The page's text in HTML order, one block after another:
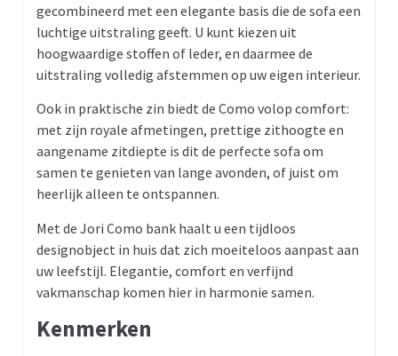
gecombineerd met een elegante basis die de sofa een
luchtige uitstraling geeft. U kunt kiezen uit
hoogwaardige stoffen of leder, en daarmee de
uitstraling volledig afstemmen op uw eigen interieur.
Ook in praktische zin biedt de Como volop comfort:
met zijn royale afmetingen, prettige zithoogte en
aangename zitdiepte is dit de perfecte sofa om
samen te genieten van lange avonden, of juist om
heerlijk alleen te ontspannen.
Met de Jori Como bank haalt u een tijdloos
designobject in huis dat zich moeiteloos aanpast aan
uw leefstijl. Elegantie, comfort en verfijnd
vakmanschap komen hier in harmonie samen.
Kenmerken